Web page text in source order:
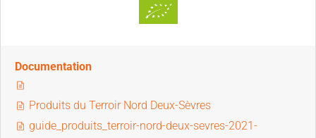
Documentation
Produits du Terroir Nord Deux-Sèvres
guide_produits_terroir-nord-deux-sevres-2021-